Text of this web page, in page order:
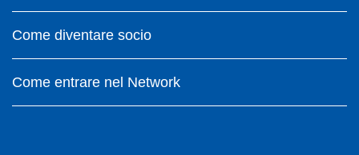
Come diventare socio
Come entrare nel Network